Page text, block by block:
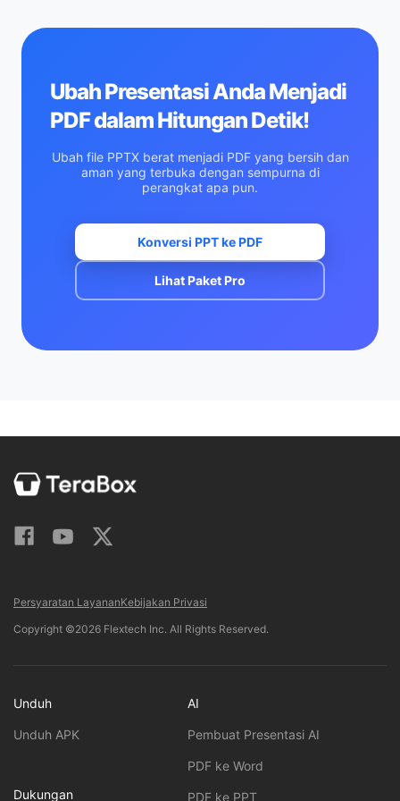
Ubah Presentasi Anda Menjadi
PDF dalam Hitungan Detik!
Ubah file PPTX berat menjadi PDF yang bersih dan
aman yang terbuka dengan sempurna di
perangkat apa pun.
Konversi PPT ke PDF
Lihat Paket Pro
Persyaratan LayananKebijakan Privasi
Copyright ©2026 Flextech Inc. All Rights Reserved.
Unduh
Unduh APK
Dukungan
AI
Pembuat Presentasi AI
PDF ke Word
PDF ke PPT